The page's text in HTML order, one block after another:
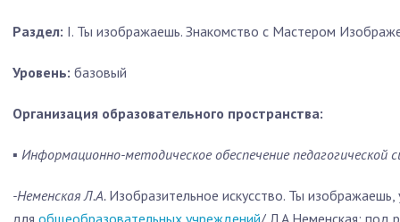
Раздел: I. Ты изображаешь. Знакомство с Мастером
Уровень: базовый
Организация образовательного пространства:
▪ Информационно-методическое обеспечение
-Неменская Л.А. Изобразительное искусство. Ты
для общеобразовательных учреждений/ Л.А.Неменская; под